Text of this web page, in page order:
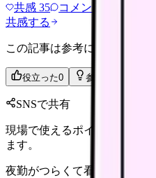
共感 35 コメント
共感する
この記事は参考になりました
役立った0 参考になった
SNSで共有
現場で使えるポイントを、同
ます。
夜勤がつらくて看護師を辞め